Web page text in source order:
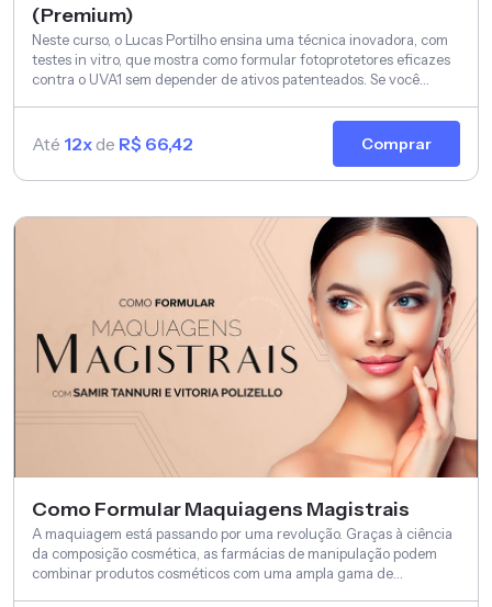
(Premium)
Neste curso, o Lucas Portilho ensina uma técnica inovadora, com
testes in vitro, que mostra como formular fotoprotetores eficazes
contra o UVA1 sem depender de ativos patenteados. Se você
nível dos seus produtos — e da sua autoridade também.
Até 12x de R$ 66,42 Comprar
Como Formular Maquiagens Magistrais
A maquiagem está passando por uma revolução. Graças à ciência
da composição cosmética, as farmácias de manipulação podem
combinar produtos cosméticos com uma ampla gama de